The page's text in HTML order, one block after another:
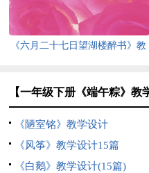
《六月二十七日望湖楼醉书》教
【一年级下册《端午粽》教
《陋室铭》教学设计
《风筝》教学设计15篇
《白鹅》教学设计(15篇)